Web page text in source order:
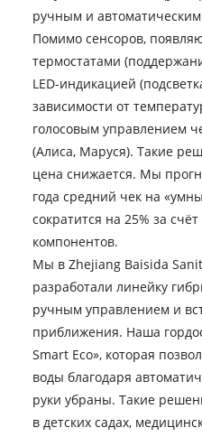
ручным и
Помимо сенсоров,
термостатами
LED-индикацией
зависимости от
голосовым управлением
(Алиса, Маруся). Такие
цена снижается. Мы
года средний чек на
сократится на 25% за
компонентов.
Мы в Zhejiang Baisida
разработали линейку
ручным управлением и
приближения. Наша
Smart Eco», которая
воды благодаря
руки убраны. Такие
в детских садах,